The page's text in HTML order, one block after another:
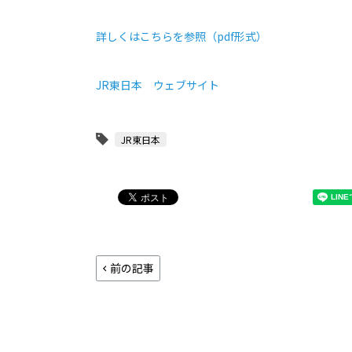
詳しくはこちらを参照（pdf形式）
JR東日本 ウェブサイト
JR東日本
前の記事